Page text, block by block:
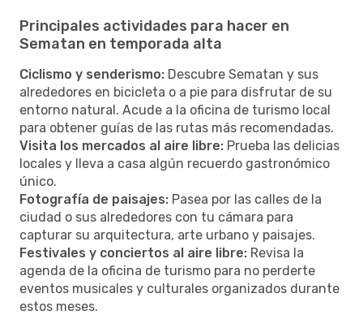
Principales actividades para hacer en
Sematan en temporada alta
Ciclismo y senderismo: Descubre Sematan y sus
alrededores en bicicleta o a pie para disfrutar de su
entorno natural. Acude a la oficina de turismo local
para obtener guías de las rutas más recomendadas.
Visita los mercados al aire libre: Prueba las delicias
locales y lleva a casa algún recuerdo gastronómico
único.
Fotografía de paisajes: Pasea por las calles de la
ciudad o sus alrededores con tu cámara para
capturar su arquitectura, arte urbano y paisajes.
Festivales y conciertos al aire libre: Revisa la
agenda de la oficina de turismo para no perderte
eventos musicales y culturales organizados durante
estos meses.